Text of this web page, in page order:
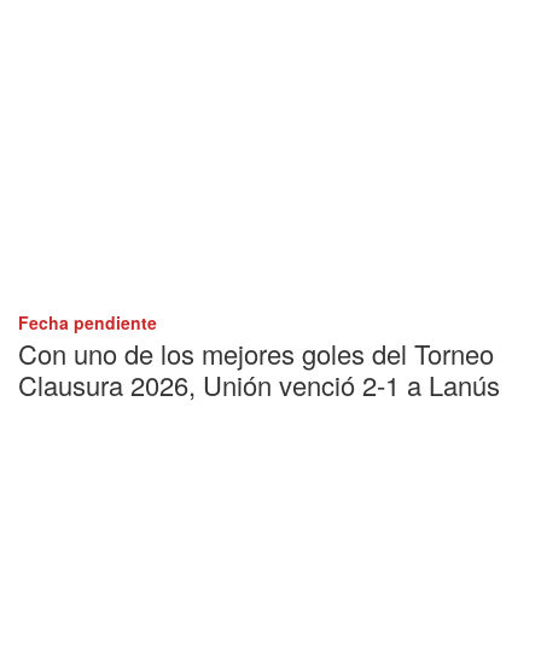
Fecha pendiente
Con uno de los mejores goles del Torneo
Clausura 2026, Unión venció 2-1 a Lanús